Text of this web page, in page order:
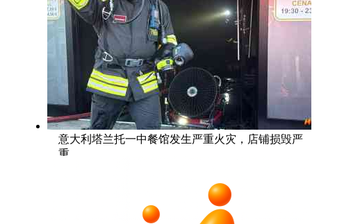
意大利塔兰托一中餐馆发生严重火灾，店铺损毁严
重